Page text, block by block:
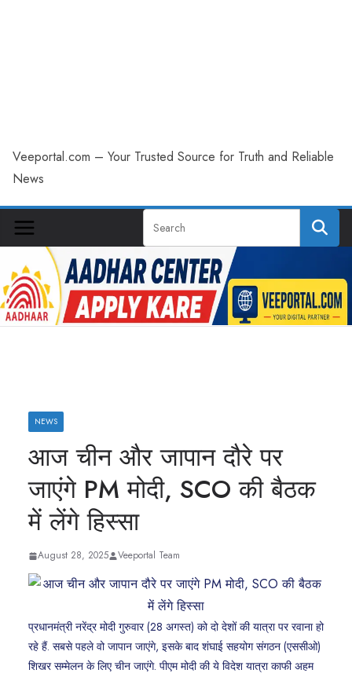
Veeportal.com – Your Trusted Source for Truth and Reliable
News
NEWS
आज चीन और जापान दौरे पर
जाएंगे PM मोदी, SCO की बैठक
में लेंगे हिस्सा
August 28, 2025 Veeportal Team
प्रधानमंत्री नरेंद्र मोदी गुरुवार (28 अगस्त) को दो देशों की यात्रा पर रवाना हो
रहे हैं. सबसे पहले वो जापान जाएंगे, इसके बाद शंघाई सहयोग संगठन (एससीओ)
शिखर सम्मेलन के लिए चीन जाएंगे. पीएम मोदी की ये विदेश यात्रा काफी अहम